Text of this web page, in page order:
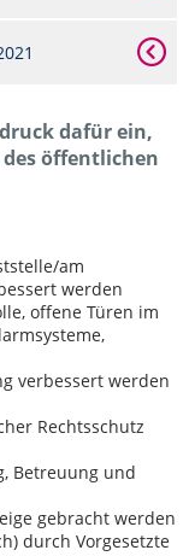
dafür ein,
des öffentlichen
am
werden
offene Türen im
verbessert werden
Rechtsschutz
Betreuung und
gebracht werden
durch Vorgesetzte